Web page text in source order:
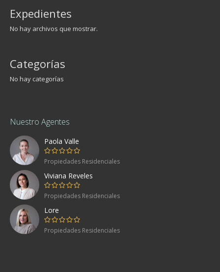
Expedientes
No hay archivos que mostrar.
Categorías
No hay categorías
Nuestro Agentes
Paola Valle
Propiedades Residenciales
Viviana Reveles
Propiedades Residenciales
Lore
Propiedades Residenciales